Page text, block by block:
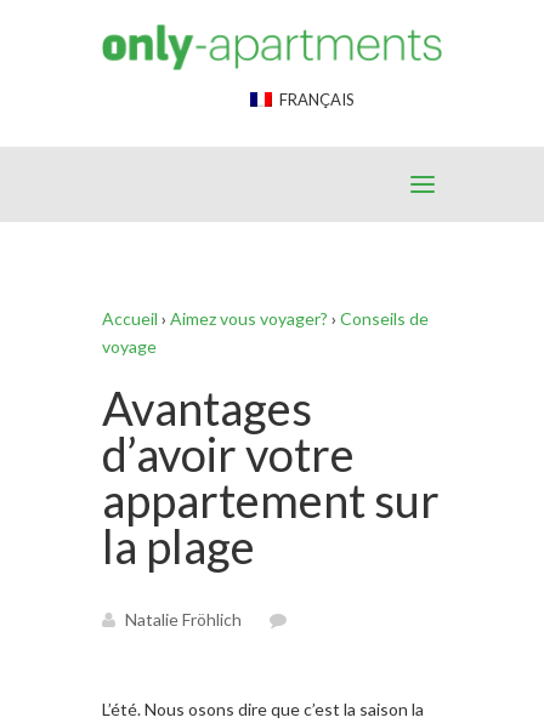
FRANÇAIS
Accueil › Aimez vous voyager? › Conseils de
voyage
Avantages
d’avoir votre
appartement sur
la plage
Natalie Fröhlich
L’été.Nous osons dire que c’est la saison la